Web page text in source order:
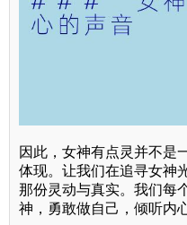
因此，女神有点灵并不是
体现。让我们在追寻女神
那份灵动与真实。我们每
神，勇敢做自己，倾听内